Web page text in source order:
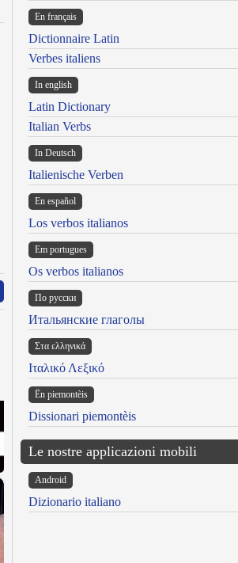
En français
Dictionnaire Latin
Verbes italiens
In english
Latin Dictionary
Italian Verbs
In Deutsch
Italienische Verben
En español
Los verbos italianos
Em portugues
Os verbos italianos
По русски
Итальянские глаголы
Στα ελληνικά
Ιταλικό Λεξικό
Ën piemontèis
Dissionari piemontèis
Le nostre applicazioni mobili
Android
Dizionario italiano